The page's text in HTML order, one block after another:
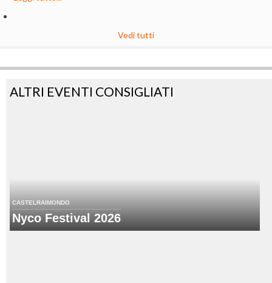
Vedi tutti
ALTRI EVENTI CONSIGLIATI
CASTELRAIMONDO
Nyco Festival 2026